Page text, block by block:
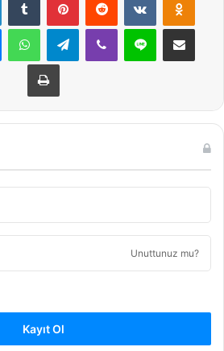
MessengerWhatsAppTelegramViber Line E-Posta ile
Yazdır
Unuttunuz mu?
Kayıt Ol